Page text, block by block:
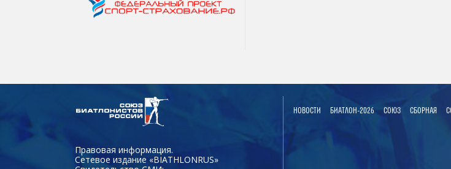
Правовая информация.
Сетевое издание «BIATHLONRUS»
НОВОСТИ БИАТЛОН-2026 СОЮЗ СБОРНАЯ